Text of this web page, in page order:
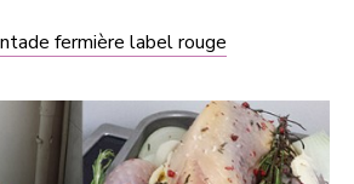
fermière label rouge